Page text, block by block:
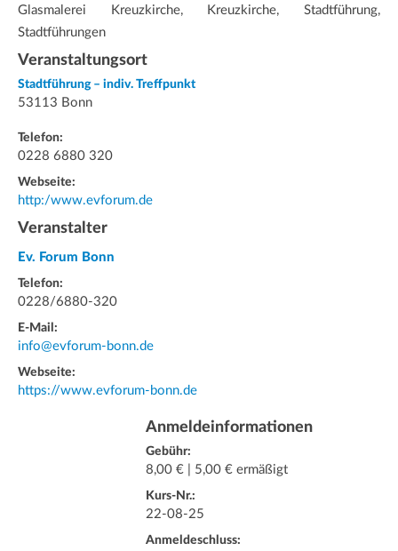
Glasmalerei Kreuzkirche, Kreuzkirche, Stadtführung,
Stadtführungen
Veranstaltungsort
Stadtführung – indiv. Treffpunkt
53113 Bonn
Telefon:
0228 6880 320
Webseite:
http:/www.evforum.de
Veranstalter
Ev. Forum Bonn
Telefon:
0228/6880-320
E-Mail:
info@evforum-bonn.de
Webseite:
https://www.evforum-bonn.de
Anmeldeinformationen
Gebühr:
8,00 € | 5,00 € ermäßigt
Kurs-Nr.:
22-08-25
Anmeldeschluss: